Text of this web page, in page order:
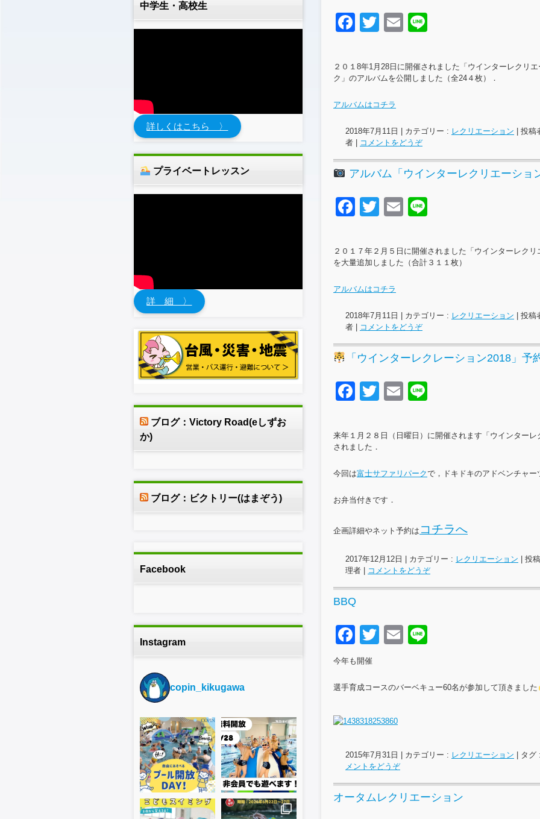
F
c
e
b
o
k
T
tt
er
E
ail e
２０１8年1月28日に開催されました「ウインターレクリ
ク」のアルバムを公開しました（全24４枚）．
アルバムはコチラ
2018年7月11日 カテゴリー : レクリエーション
投稿
者
コメントをどうぞ
アルバム「ウインターレクリエーショ
F
c
e
b
o
k
T
tt
er
E
ail e
２０１７年２月５日に開催されました「ウインターレク
を大量追加しました（合計３１１枚）
アルバムはコチラ
2018年7月11日 カテゴリー : レクリエーション
投稿
者
コメントをどうぞ
「ウインターレクレーション2018」予
F
c
e
b
o
k
T
tt
E
ail e
来年１月２８日（日曜日）に開催されます「ウインター
されました．
今回は富士サファリパークで，ドキドキのアドベンチャー
お弁当付きです．
企画詳細やネット予約は コチラへ
2017年12月12日 カテゴリー : レクリエーション
投
理者
コメントをどうぞ
BBQ
F
a
e
o
o
k
T
er
E
今年も開催
選手育成コースのバーベキュー60名が参加して頂きました
2015年7月31日 カテゴリー : レクリエーション タグ :
メントをどうぞ
オータムレクリエーション
中学生・高校生
詳しくはこちら 〉
プライベートレッスン
詳 細 〉
ブログ：Victory Road(eしずお
か)
ブログ：ビクトリー(はまぞう)
Facebook
Instagram
copin_kikugawa